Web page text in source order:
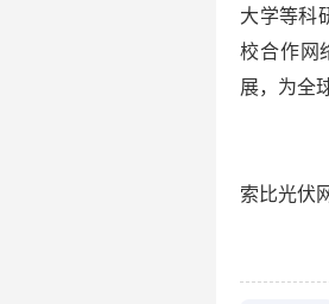
大学等科
校合作网
展，为全
索比光伏